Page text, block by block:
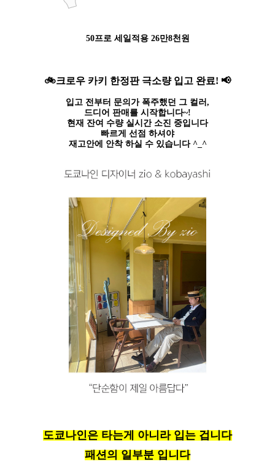
50프로 세일적용 26만8천원
🚲크로우 카키 한정판 극소량 입고 완료! 📢
입고 전부터 문의가 폭주했던 그 컬러,
드디어 판매를 시작합니다~!
현재 잔여 수량 실시간 소진 중입니다
빠르게 선점 하셔야
재고안에 안착 하실 수 있습니다 ^_^
도쿄나인은 타는게 아니라 입는 겁니다
패션의 일부분 입니다